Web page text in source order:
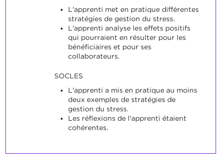
L'apprenti met en pratique différentes
stratégies de gestion du stress.
L'apprenti analyse les effets positifs
qui pourraient en résulter pour les
bénéficiaires et pour ses
collaborateurs.
SOCLES
L'apprenti a mis en pratique au moins
deux exemples de stratégies de
gestion du stress.
Les réflexions de l'apprenti étaient
cohérentes.